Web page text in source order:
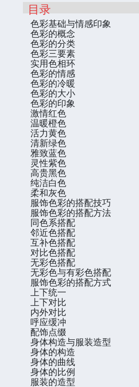
目录
色彩基础与情感印象
色彩的概念
色彩的分类
色彩三要素
实用色相环
色彩的情感
色彩的冷暖
色彩的大小
色彩的印象
激情红色
温暖橙色
活力黄色
清新绿色
雅致蓝色
灵性紫色
高贵黑色
纯洁白色
柔和灰色
服饰色彩的搭配技巧
服饰色彩的搭配方法
同色系搭配
邻近色搭配
互补色搭配
对比色搭配
无彩色搭配
无彩色与有彩色搭配
服饰色彩的搭配方式
上下统一
上下对比
内外对比
呼应缓冲
配饰点缀
身体构造与服装造型
身体的构造
身体的曲线
身体的比例
服装的造型